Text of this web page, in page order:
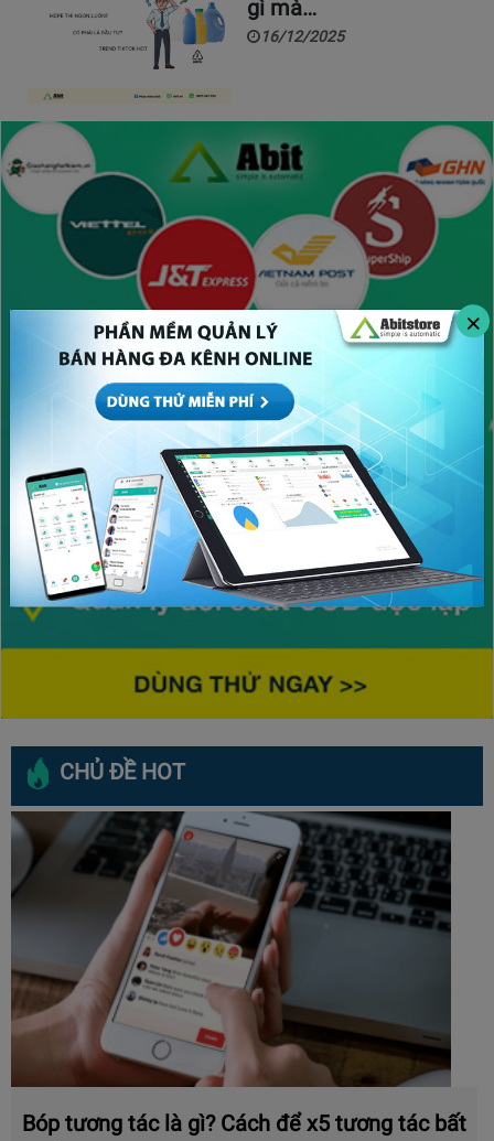
×
gì mà…
16/12/2025
CHỦ ĐỀ HOT
Bóp tương tác là gì? Cách để x5 tương tác bất